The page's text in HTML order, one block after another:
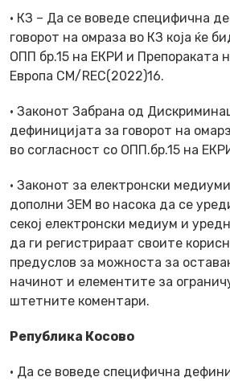
· КЗ – Да се воведе специфична
говорот на омраза во КЗ која ќе
ОПП бр.15 на ЕКРИ и Препораката
Европа CM/REC(2022)16.
· Законот Забрана од
дефиницијата за говорот на
во согласност со ОПП.бр.15 на
· Законот за електронски
дополни ЗЕМ во насока да се
секој електронски медиум и
да ги регистрираат своите
предуслов за можноста за
начинот и елементите за
штетните коментари.
Република Косово
· Да се воведе специфична